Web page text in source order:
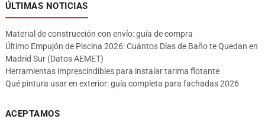
ÚLTIMAS NOTICIAS
Material de construcción con envío: guía de compra
Último Empujón de Piscina 2026: Cuántos Días de Baño te Quedan en
Madrid Sur (Datos AEMET)
Herramientas imprescindibles para instalar tarima flotante
Qué pintura usar en exterior: guía completa para fachadas 2026
ACEPTAMOS